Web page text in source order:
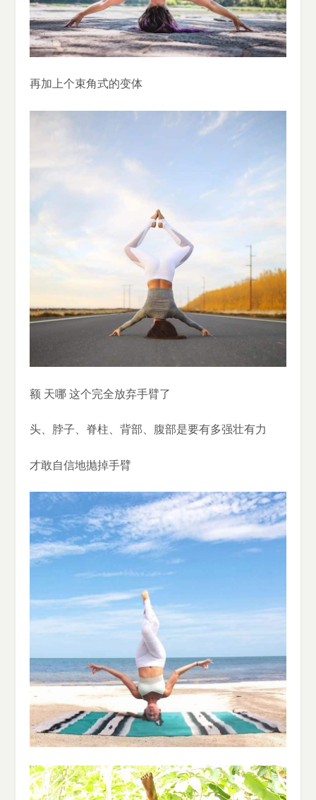
再加上个束角式的变体
额 天哪 这个完全放弃手臂了
头、脖子、脊柱、背部、腹部是要有多强壮有力
才敢自信地抛掉手臂